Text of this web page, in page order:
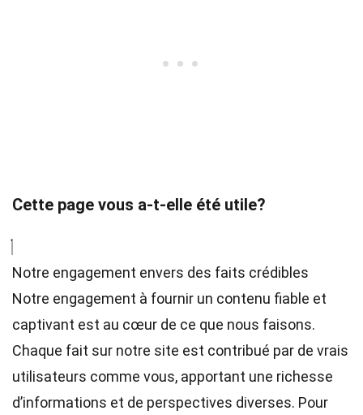
Cette page vous a-t-elle été utile?
Notre engagement envers des faits crédibles
Notre engagement à fournir un contenu fiable et
captivant est au cœur de ce que nous faisons.
Chaque fait sur notre site est contribué par de vrais
utilisateurs comme vous, apportant une richesse
d’informations et de perspectives diverses. Pour